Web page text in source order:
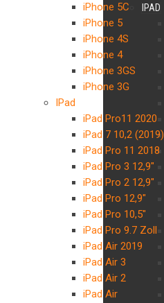
IPAD
iPhone 5C
iPhone 5
iPhone 4S
iPhone 4
iPhone 3GS
iPhone 3G
IPad
iPad Pro11 2020
iPad 7 10,2 (2019)
iPad Pro 11 2018
iPad Pro 3 12,9″
iPad Pro 2 12,9″
iPad Pro 12,9″
iPad Pro 10,5″
iPad Pro 9.7 Zoll
iPad Air 2019
iPad Air 3
iPad Air 2
iPad Air